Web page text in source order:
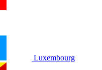
Luxembourg